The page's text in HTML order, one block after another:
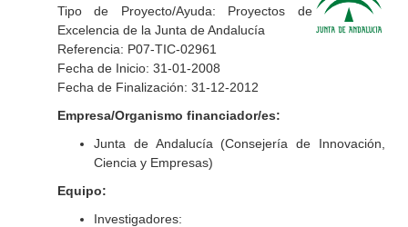
Tipo de Proyecto/Ayuda: Proyectos de
Excelencia de la Junta de Andalucía
Referencia: P07-TIC-02961
Fecha de Inicio: 31-01-2008
Fecha de Finalización: 31-12-2012
Empresa/Organismo financiador/es:
Junta de Andalucía (Consejería de Innovación,
Ciencia y Empresas)
Equipo:
Investigadores: